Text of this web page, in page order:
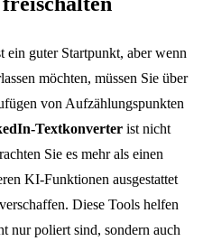
ein guter Startpunkt, aber wenn
möchten, müssen Sie über
von Aufzählungspunkten
Textkonverter ist nicht
Sie es mehr als einen
KI-Funktionen ausgestattet
Diese Tools helfen
nur poliert sind, sondern auch